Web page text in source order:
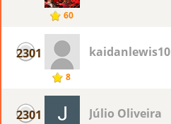
60
2301
8
kaidanlewis10
2301 Júlio Oliveira